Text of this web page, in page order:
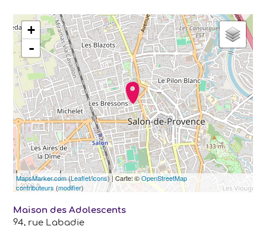
chargement de la carte - veuillez patienter...
+
-
500 m
2000 ft
MapsMarker.com(Leaflet/icons) | Carte: ©OpenStreetMap
contributeurs (modifier)
Maison des Adolescents
94, rue Labadie